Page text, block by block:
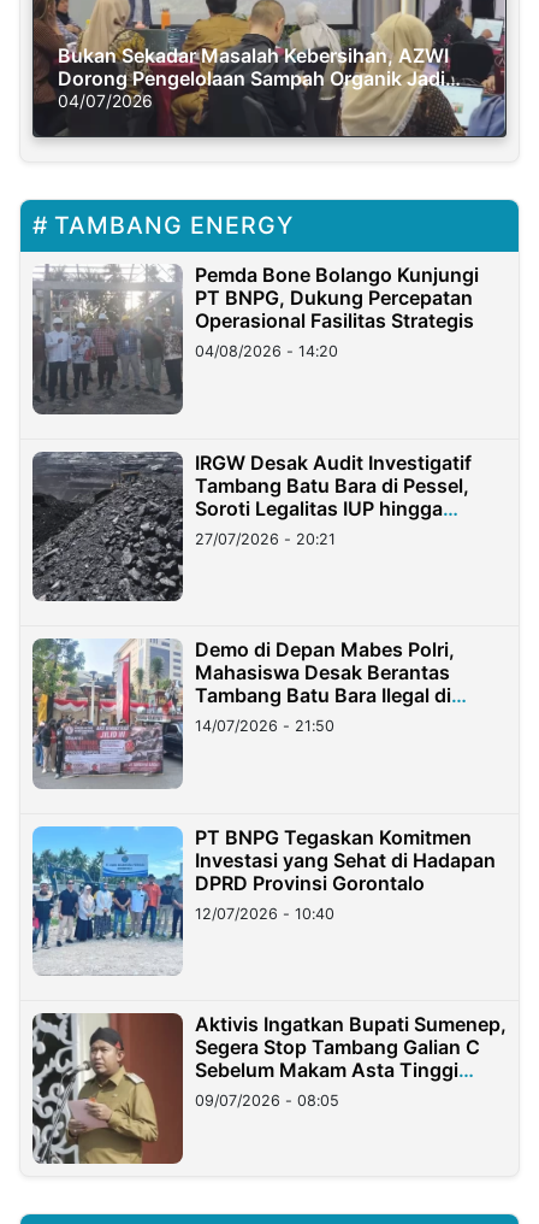
Bukan Sekadar Masalah Kebersihan, AZWI
Dorong Pengelolaan Sampah Organik Jadi
Solusi Krisis Iklim
04/07/2026
TAMBANG ENERGY
Pemda Bone Bolango Kunjungi
PT BNPG, Dukung Percepatan
Operasional Fasilitas Strategis
04/08/2026 - 14:20
IRGW Desak Audit Investigatif
Tambang Batu Bara di Pessel,
Soroti Legalitas IUP hingga
Stockpile
27/07/2026 - 20:21
Demo di Depan Mabes Polri,
Mahasiswa Desak Berantas
Tambang Batu Bara Ilegal di
Lampung
14/07/2026 - 21:50
PT BNPG Tegaskan Komitmen
Investasi yang Sehat di Hadapan
DPRD Provinsi Gorontalo
12/07/2026 - 10:40
Aktivis Ingatkan Bupati Sumenep,
Segera Stop Tambang Galian C
Sebelum Makam Asta Tinggi
Longsor
09/07/2026 - 08:05